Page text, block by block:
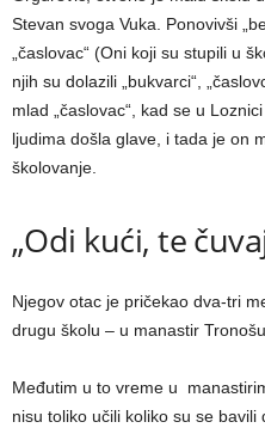
Stevan svoga Vuka. Ponovivši
„časlovac“ (Oni koji su stupili u
njih su dolazili „bukvarci“,
mlad „časlovac“, kad se u
lјudima došla glave, i tada je on
školovanje.
„Odi kući, te
Njegov otac je pričekao dva-tri
drugu školu – u manastir
Međutim u to vreme u
nisu toliko učili koliko su se